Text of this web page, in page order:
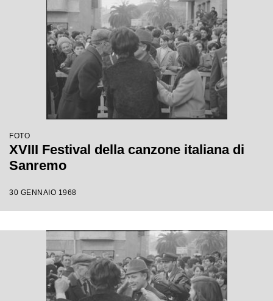
FOTO
XVIII Festival della canzone italiana di
Sanremo
30 GENNAIO 1968